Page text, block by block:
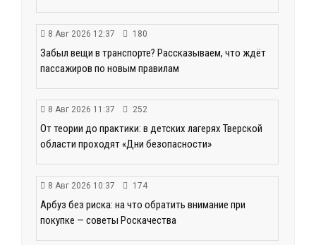
8 Авг 2026 12:37 180
Забыл вещи в транспорте? Рассказываем, что ждёт
пассажиров по новым правилам
8 Авг 2026 11:37 252
От теории до практики: в детских лагерях Тверской
области проходят «Дни безопасности»
8 Авг 2026 10:37 174
Арбуз без риска: на что обратить внимание при
покупке — советы Роскачества